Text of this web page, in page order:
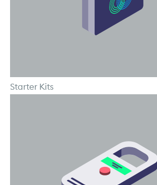
Starter Kits